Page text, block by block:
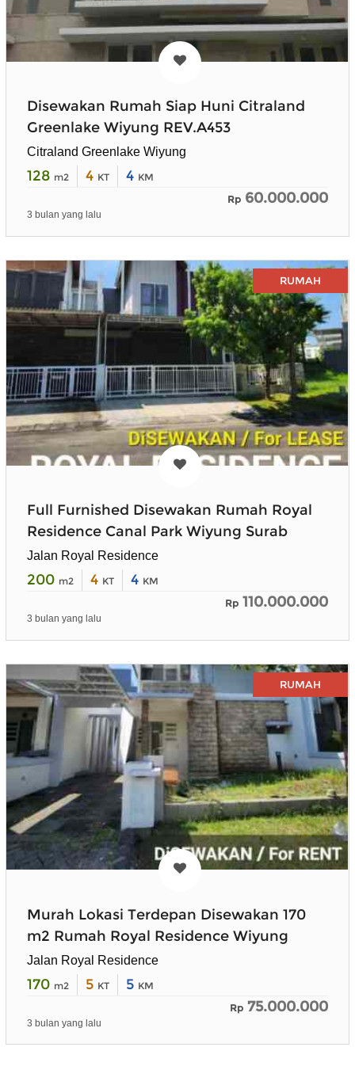
Disewakan Rumah Siap Huni Citraland
Greenlake Wiyung REV.A453
Citraland Greenlake Wiyung
128 m2 4 KT 4 KM
Rp 60.000.000
3 bulan yang lalu
RUMAH
Full Furnished Disewakan Rumah Royal
Residence Canal Park Wiyung Surab
Jalan Royal Residence
200 m2 4 KT 4 KM
Rp 110.000.000
3 bulan yang lalu
RUMAH
Murah Lokasi Terdepan Disewakan 170
m2 Rumah Royal Residence Wiyung
Jalan Royal Residence
170 m2 5 KT 5 KM
Rp 75.000.000
3 bulan yang lalu